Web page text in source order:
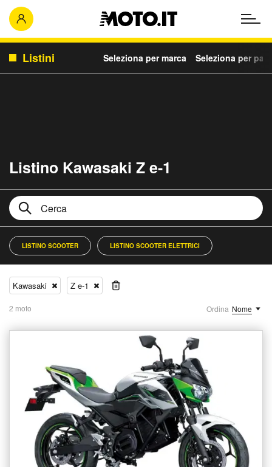
Listini Seleziona per marca Seleziona per
Listino Kawasaki Z e-1
LISTINO SCOOTER LISTINO SCOOTER ELETTRICI
Kawasaki Z e-1
2 moto Ordina Nome